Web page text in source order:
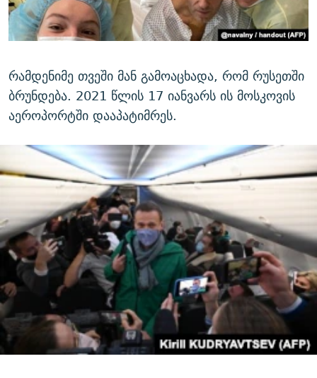
რამდენიმე თვეში მან გამოაცხადა, რომ რუსეთში
ბრუნდება. 2021 წლის 17 იანვარს ის მოსკოვის
აეროპორტში დააპატიმრეს.